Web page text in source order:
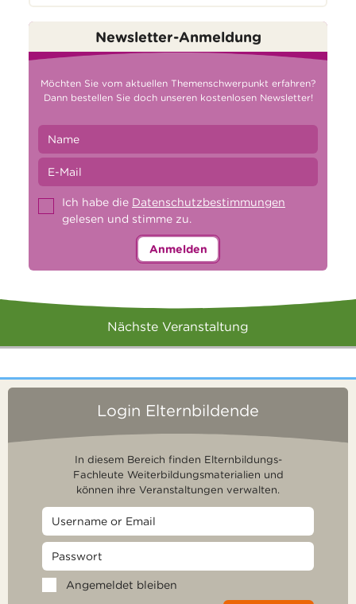
Newsletter-Anmeldung
Möchten Sie vom aktuellen Themenschwerpunkt erfahren?
Dann bestellen Sie doch unseren kostenlosen Newsletter!
Ich habe die Datenschutzbestimmungen
gelesen und stimme zu.
Anmelden
Nächste Veranstaltung
Login Elternbildende
In diesem Bereich finden Elternbildungs-
Fachleute Weiterbildungsmaterialien und
können ihre Veranstaltungen verwalten.
Angemeldet bleiben